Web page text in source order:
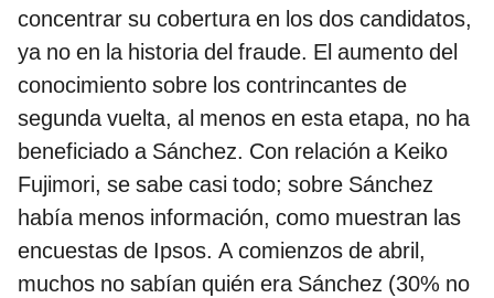
concentrar su cobertura en los dos candidatos,
ya no en la historia del fraude. El aumento del
conocimiento sobre los contrincantes de
segunda vuelta, al menos en esta etapa, no ha
beneficiado a Sánchez. Con relación a Keiko
Fujimori, se sabe casi todo; sobre Sánchez
había menos información, como muestran las
encuestas de Ipsos. A comienzos de abril,
muchos no sabían quién era Sánchez (30% no